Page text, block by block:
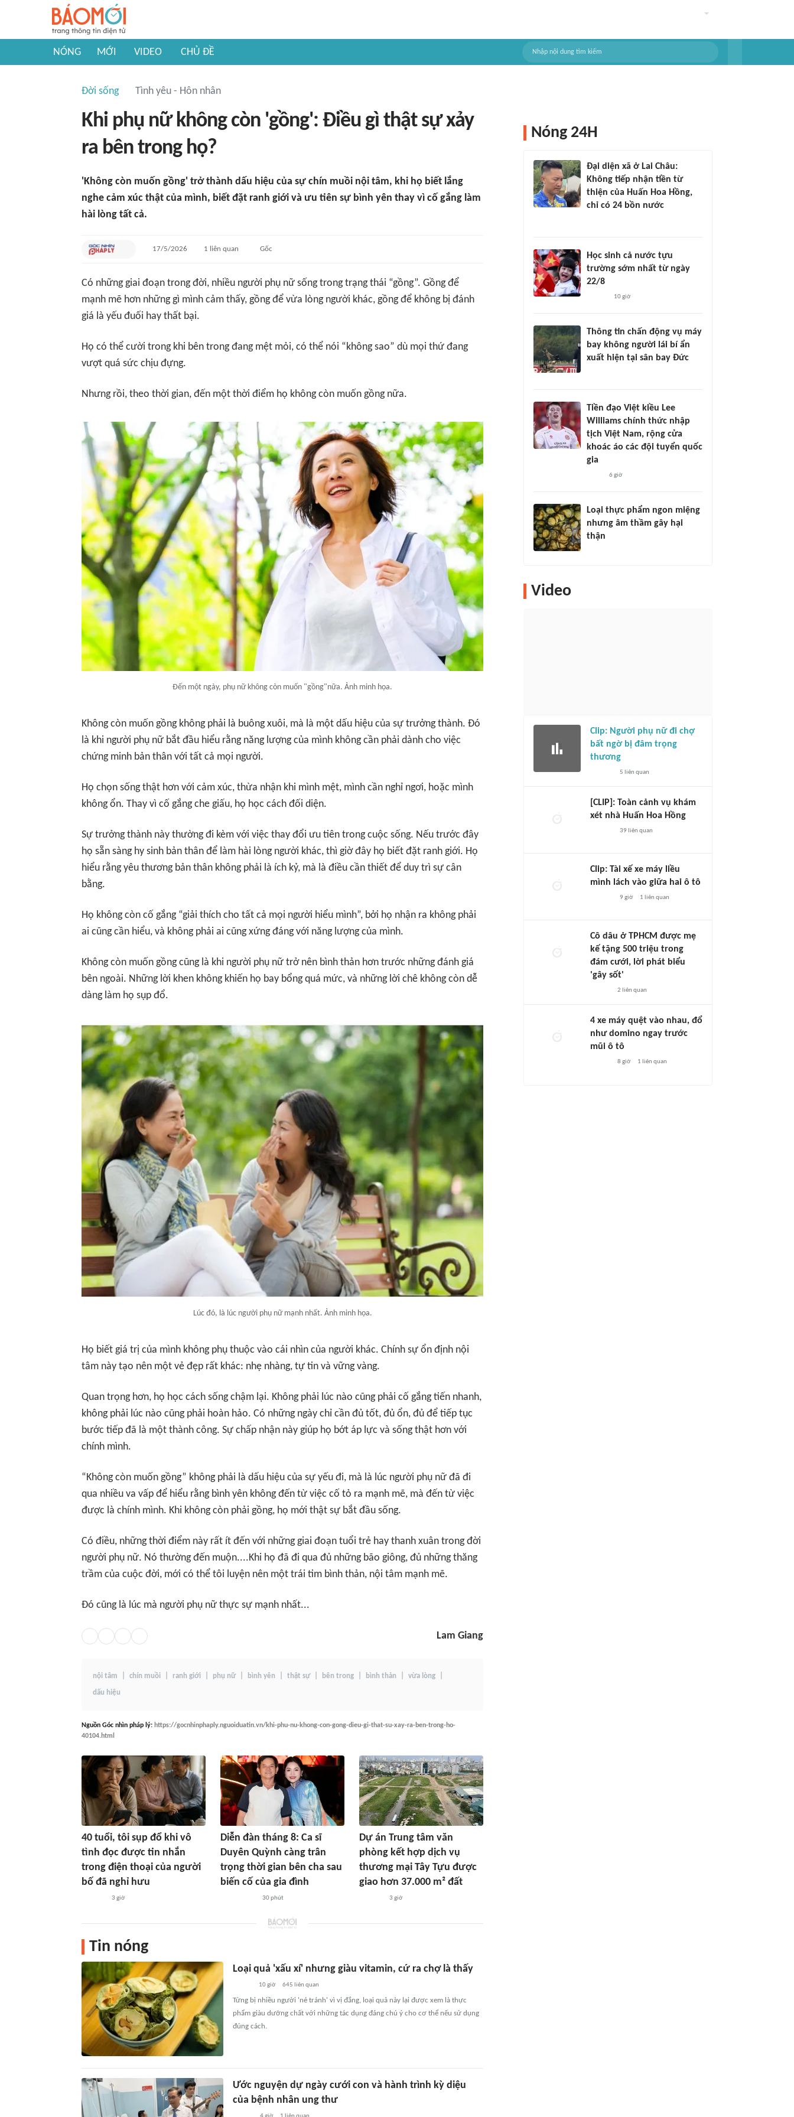
NÓNG MỚI VIDEO CHỦ ĐỀ
Đời sống Tình yêu - Hôn nhân
Khi phụ nữ không còn 'gồng': Điều gì thật sự xảy
ra bên trong họ?
'Không còn muốn gồng' trở thành dấu hiệu của sự chín muồi nội tâm, khi họ biết lắng
nghe cảm xúc thật của mình, biết đặt ranh giới và ưu tiên sự bình yên thay vì cố gắng làm
hài lòng tất cả.
17/5/2026 1 liên quan Gốc
Có những giai đoạn trong đời, nhiều người phụ nữ sống trong trạng thái “gồng”. Gồng để
mạnh mẽ hơn những gì mình cảm thấy, gồng để vừa lòng người khác, gồng để không bị đánh
giá là yếu đuối hay thất bại.
Họ có thể cười trong khi bên trong đang mệt mỏi, có thể nói “không sao” dù mọi thứ đang
vượt quá sức chịu đựng.
Nhưng rồi, theo thời gian, đến một thời điểm họ không còn muốn gồng nữa.
Đến một ngày, phụ nữ không còn muốn "gồng"nữa. Ảnh minh họa.
Không còn muốn gồng không phải là buông xuôi, mà là một dấu hiệu của sự trưởng thành. Đó
là khi người phụ nữ bắt đầu hiểu rằng năng lượng của mình không cần phải dành cho việc
chứng minh bản thân với tất cả mọi người.
Họ chọn sống thật hơn với cảm xúc, thừa nhận khi mình mệt, mình cần nghỉ ngơi, hoặc mình
không ổn. Thay vì cố gắng che giấu, họ học cách đối diện.
Sự trưởng thành này thường đi kèm với việc thay đổi ưu tiên trong cuộc sống. Nếu trước đây
họ sẵn sàng hy sinh bản thân để làm hài lòng người khác, thì giờ đây họ biết đặt ranh giới. Họ
hiểu rằng yêu thương bản thân không phải là ích kỷ, mà là điều cần thiết để duy trì sự cân
bằng.
Họ không còn cố gắng “giải thích cho tất cả mọi người hiểu mình”, bởi họ nhận ra không phải
ai cũng cần hiểu, và không phải ai cũng xứng đáng với năng lượng của mình.
Không còn muốn gồng cũng là khi người phụ nữ trở nên bình thản hơn trước những đánh giá
bên ngoài. Những lời khen không khiến họ bay bổng quá mức, và những lời chê không còn dễ
dàng làm họ sụp đổ.
Lúc đó, là lúc người phụ nữ mạnh nhất. Ảnh minh họa.
Họ biết giá trị của mình không phụ thuộc vào cái nhìn của người khác. Chính sự ổn định nội
tâm này tạo nên một vẻ đẹp rất khác: nhẹ nhàng, tự tin và vững vàng.
Quan trọng hơn, họ học cách sống chậm lại. Không phải lúc nào cũng phải cố gắng tiến nhanh,
không phải lúc nào cũng phải hoàn hảo. Có những ngày chỉ cần đủ tốt, đủ ổn, đủ để tiếp tục
bước tiếp đã là một thành công. Sự chấp nhận này giúp họ bớt áp lực và sống thật hơn với
chính mình.
“Không còn muốn gồng” không phải là dấu hiệu của sự yếu đi, mà là lúc người phụ nữ đã đi
qua nhiều va vấp để hiểu rằng bình yên không đến từ việc cố tỏ ra mạnh mẽ, mà đến từ việc
được là chính mình. Khi không còn phải gồng, họ mới thật sự bắt đầu sống.
Có điều, những thời điểm này rất ít đến với những giai đoạn tuổi trẻ hay thanh xuân trong đời
người phụ nữ. Nó thường đến muộn....Khi họ đã đi qua đủ những bão giông, đủ những thăng
trầm của cuộc đời, mới có thể tôi luyện nên một trái tim bình thản, nội tâm mạnh mẽ.
Đó cũng là lúc mà người phụ nữ thực sự mạnh nhất...
Lam Giang
nội tâm chín muồi ranh giới phụ nữ bình yên thật sự bên trong bình thản vừa lòng
dấu hiệu
Nguồn Góc nhìn pháp lý: https://gocnhinphaply.nguoiduatin.vn/khi-phu-nu-khong-con-gong-dieu-gi-that-su-xay-ra-ben-trong-ho-
40104.html
40 tuổi, tôi sụp đổ khi vô
tình đọc được tin nhắn
trong điện thoại của người
bố đã nghỉ hưu
3 giờ
Diễn đàn tháng 8: Ca sĩ
Duyên Quỳnh càng trân
trọng thời gian bên cha sau
biến cố của gia đình
30 phút
Dự án Trung tâm văn
phòng kết hợp dịch vụ
thương mại Tây Tựu được
giao hơn 37.000 m² đất
3 giờ
Tin nóng
Loại quả 'xấu xí' nhưng giàu vitamin, cứ ra chợ là thấy
10 giờ 645 liên quan
Từng bị nhiều người 'né tránh' vì vị đắng, loại quả này lại được xem là thực
phẩm giàu dưỡng chất với những tác dụng đáng chú ý cho cơ thể nếu sử dụng
đúng cách.
Ước nguyện dự ngày cưới con và hành trình kỳ diệu
của bệnh nhân ung thư
Nóng 24H
Đại diện xã ở Lai Châu:
Không tiếp nhận tiền từ
thiện của Huấn Hoa Hồng,
chỉ có 24 bồn nước
Học sinh cả nước tựu
trường sớm nhất từ ngày
22/8
10 giờ
Thông tin chấn động vụ máy
bay không người lái bí ẩn
xuất hiện tại sân bay Đức
Tiền đạo Việt kiều Lee
Williams chính thức nhập
tịch Việt Nam, rộng cửa
khoác áo các đội tuyển quốc
gia
6 giờ
Loại thực phẩm ngon miệng
nhưng âm thầm gây hại
thận
Video
Clip: Người phụ nữ đi chợ
bất ngờ bị đâm trọng
thương
5 liên quan
[CLIP]: Toàn cảnh vụ khám
xét nhà Huấn Hoa Hồng
39 liên quan
Clip: Tài xế xe máy liều
mình lách vào giữa hai ô tô
9 giờ 1 liên quan
Cô dâu ở TPHCM được mẹ
kế tặng 500 triệu trong
đám cưới, lời phát biểu
'gây sốt'
2 liên quan
4 xe máy quệt vào nhau, đổ
như domino ngay trước
mũi ô tô
8 giờ 1 liên quan